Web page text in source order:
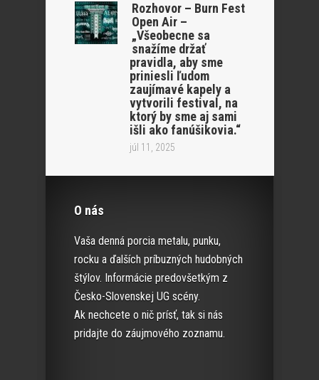
Rozhovor – Burn Fest
Open Air –
„Všeobecne sa
snažíme držať
pravidla, aby sme
priniesli ľudom
zaujímavé kapely a
vytvorili festival, na
ktorý by sme aj sami
išli ako fanúšikovia.“
júl 11, 2025
O nás
Vaša denná porcia metalu, punku,
rocku a ďalších príbuzných hudobných
štýlov. Informácie predovšetkým z
Česko-Slovenskej UG scény.
Ak nechcete o nič prísť, tak si nás
pridajte do záujmového zoznamu.